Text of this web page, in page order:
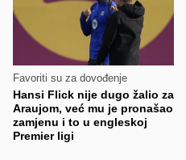
Favoriti su za dovođenje
Hansi Flick nije dugo žalio za
Araujom, već mu je pronašao
zamjenu i to u engleskoj
Premier ligi